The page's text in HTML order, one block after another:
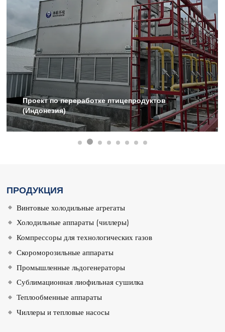
Холодильное хранилище для фруктов и овощей
вместимостью 8000 тонн (Узбекистан)
ПРОДУКЦИЯ
Винтовые холодильные агрегаты
Холодильные аппараты (чиллеры)
Компрессоры для технологических газов
Скороморозильные аппараты
Промышленные льдогенераторы
Сублимационная лиофильная сушилка
Теплообменные аппараты
Чиллеры и тепловые насосы